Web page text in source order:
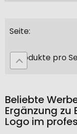
Seite
Produkte pro
Beliebte
Ergänzung
Logo im